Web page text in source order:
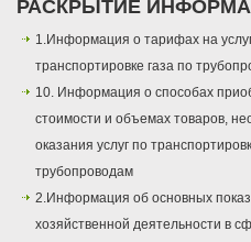
РАСКРЫТИЕ
1.Информация о тарифах на
транспортировке газа по
10. Информация о способах
стоимости и объемах товаров,
оказания услуг по
трубопроводам
2.Информация об основных
хозяйственной деятельности в